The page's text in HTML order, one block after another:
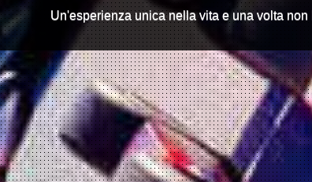
Un'esperienza unica nella vita e una volta non